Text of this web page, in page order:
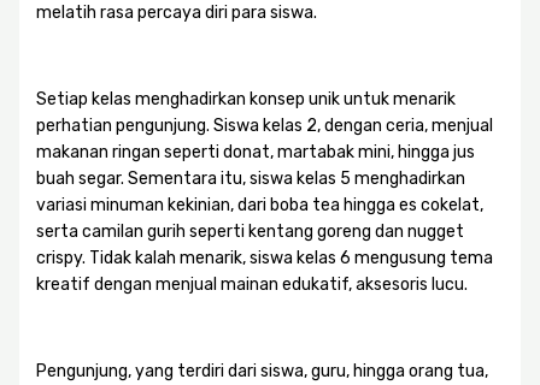
melatih rasa percaya diri para siswa.
Setiap kelas menghadirkan konsep unik untuk menarik
perhatian pengunjung. Siswa kelas 2, dengan ceria, menjual
makanan ringan seperti donat, martabak mini, hingga jus
buah segar. Sementara itu, siswa kelas 5 menghadirkan
variasi minuman kekinian, dari boba tea hingga es cokelat,
serta camilan gurih seperti kentang goreng dan nugget
crispy. Tidak kalah menarik, siswa kelas 6 mengusung tema
kreatif dengan menjual mainan edukatif, aksesoris lucu.
Pengunjung, yang terdiri dari siswa, guru, hingga orang tua,